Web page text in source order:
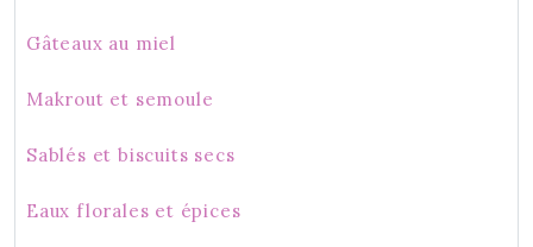
Gâteaux au miel
Makrout et semoule
Sablés et biscuits secs
Eaux florales et épices